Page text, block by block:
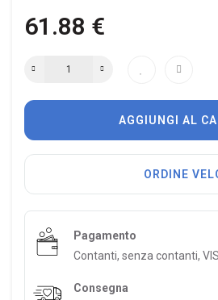
61.88 €
AGGIUNGI AL
ORDINE
Pagamento
Contanti, senza contanti,
Consegna